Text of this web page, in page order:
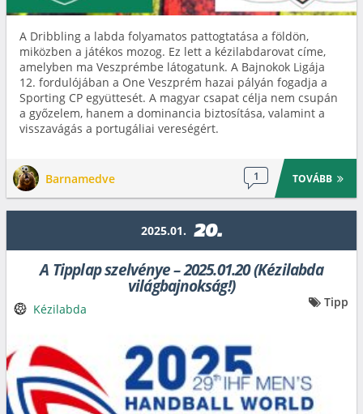
A Dribbling a labda folyamatos pattogtatása a földön,
miközben a játékos mozog. Ez lett a kézilabdarovat címe,
amelyben ma Veszprémbe látogatunk. A Bajnokok Ligája
12. fordulójában a One Veszprém hazai pályán fogadja a
Sporting CP együttesét. A magyar csapat célja nem csupán
a győzelem, hanem a dominancia biztosítása, valamint a
visszavágás a portugáliai vereségért.
Barnamedve 1 TOVÁBB
2025.01. 20.
A Tipplap szelvénye – 2025.01.20 (Kézilabda
világbajnokság!)
Kézilabda Tipp